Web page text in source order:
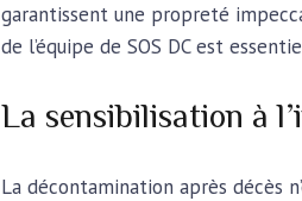
garantissent une propreté
de l’équipe de SOS DC est
La sensibilisation à
La décontamination après décès